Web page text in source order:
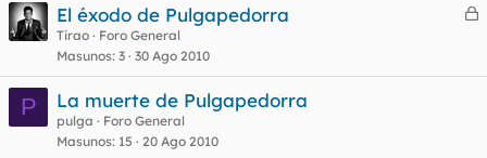
C
r
El éxodo de Pulgapedorra
Tirao
Foro General
Masunos 3 30 Ago 2010
P La muerte de Pulgapedorra
pulga
Foro General
Masunos 15 20 Ago 2010